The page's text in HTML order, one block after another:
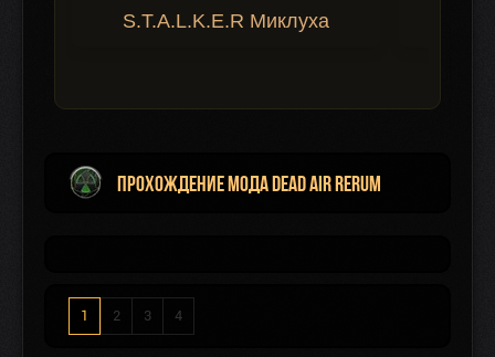
S.T.A.L.K.E.R Миклуха
Прохождение мода Dead Air Rerum
1 2 3 4